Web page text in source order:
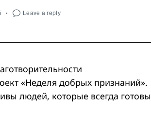
Leave a reply
«Неделя добрых признаний».
людей, которые всегда готовы